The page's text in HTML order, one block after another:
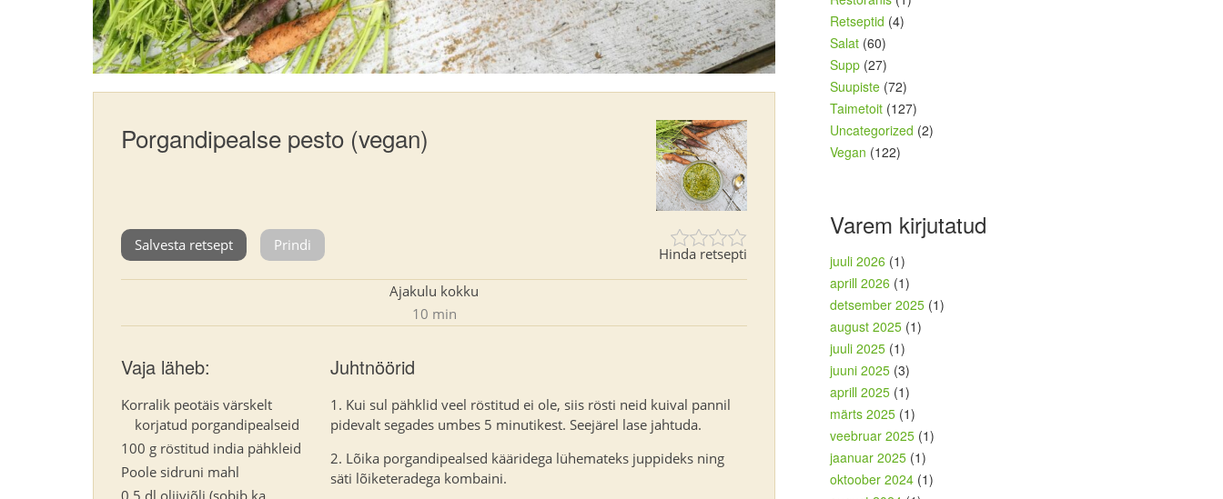
Porgandipealse pesto (vegan)
Hinda retsepti
Salvesta retsept Prindi
Ajakulu kokku
10 min
Vaja läheb:
Korralik peotäis värskelt
korjatud porgandipealseid
100 g röstitud india pähkleid
Poole sidruni mahl
0,5 dl oliiviõli (sobib ka
Juhtnöörid
Kui sul pähklid veel röstitud ei ole, siis rösti neid kuival pannil
pidevalt segades umbes 5 minutikest. Seejärel lase jahtuda.
Lõika porgandipealsed kääridega lühemateks juppideks ning
säti lõiketeradega kombaini.
Retseptid (4)
Salat (60)
Supp (27)
Suupiste (72)
Taimetoit (127)
Uncategorized (2)
Vegan (122)
Varem kirjutatud
juuli 2026 (1)
aprill 2026 (1)
detsember 2025 (1)
august 2025 (1)
juuli 2025 (1)
juuni 2025 (3)
aprill 2025 (1)
märts 2025 (1)
veebruar 2025 (1)
jaanuar 2025 (1)
oktoober 2024 (1)